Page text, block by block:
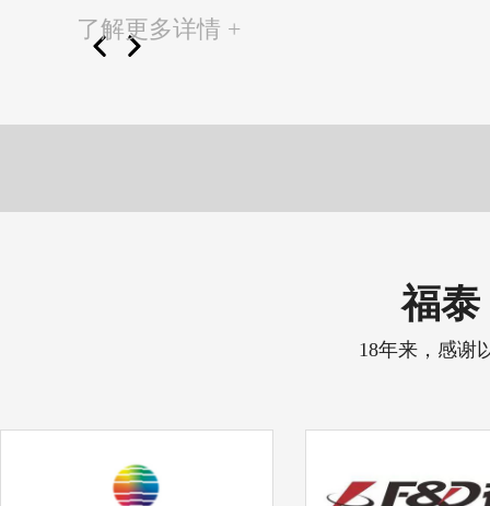
了解更多详情 +
福泰
18年来，感谢